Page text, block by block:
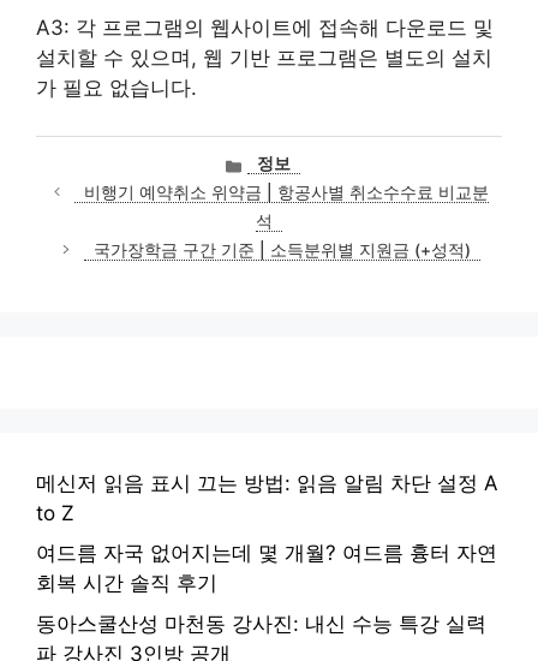
A3: 각 프로그램의 웹사이트에 접속해 다운로드 및
설치할 수 있으며, 웹 기반 프로그램은 별도의 설치
가 필요 없습니다.
카
테
고
리
정보
비행기 예약취소 위약금 | 항공사별 취소수수료 비교분
석
국가장학금 구간 기준 | 소득분위별 지원금 (+성적)
메신저 읽음 표시 끄는 방법: 읽음 알림 차단 설정 A
to Z
여드름 자국 없어지는데 몇 개월? 여드름 흉터 자연
회복 시간 솔직 후기
동아스쿨산성 마천동 강사진: 내신 수능 특강 실력
파 강사진 3인방 공개